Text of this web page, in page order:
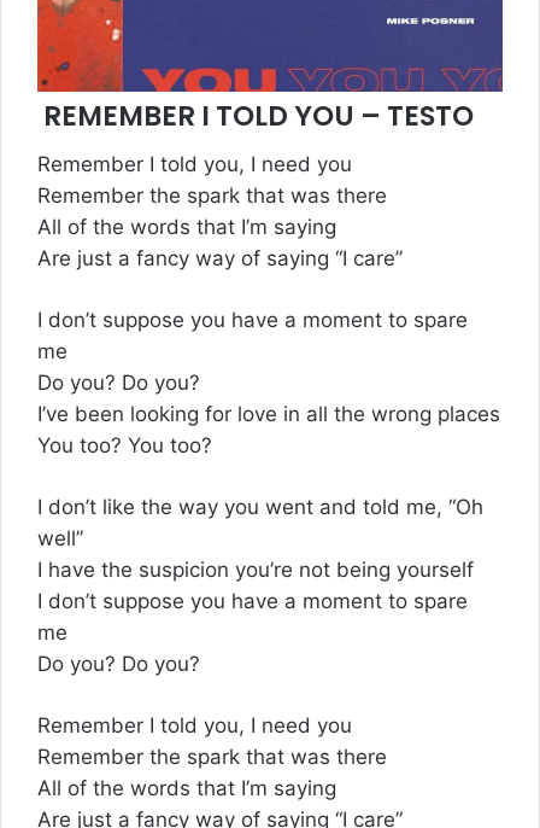
REMEMBER I TOLD YOU – TESTO
Remember I told you, I need you
Remember the spark that was there
All of the words that I’m saying
Are just a fancy way of saying “I care”
I don’t suppose you have a moment to spare
me
Do you? Do you?
I’ve been looking for love in all the wrong places
You too? You too?
I don’t like the way you went and told me, “Oh
well”
I have the suspicion you’re not being yourself
I don’t suppose you have a moment to spare
me
Do you? Do you?
Remember I told you, I need you
Remember the spark that was there
All of the words that I’m saying
Are just a fancy way of saying “I care”